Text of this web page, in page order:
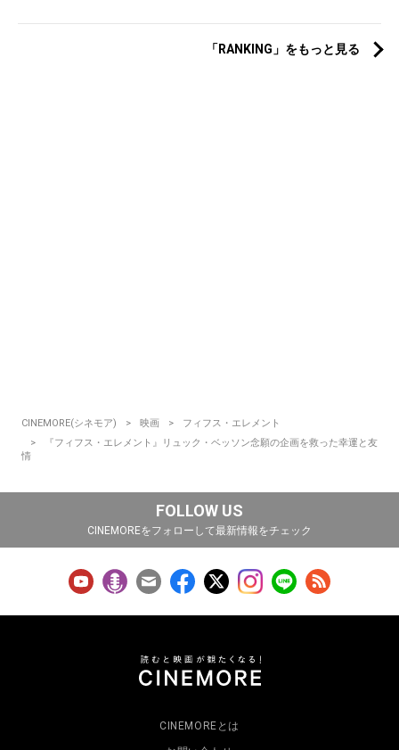
「RANKING」をもっと見る
CINEMORE(シネモア) 映画
フィフス・エレメント
『フィフス・エレメント』リュック・ベッソン念願の企画を救った幸運と友
情
FOLLOW US
CINEMOREをフォローして最新情報をチェック
CINEMOREとは